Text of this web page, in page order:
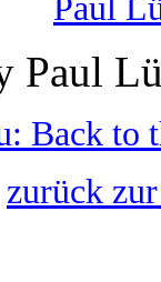
Paul
Paul
Back to
zurück